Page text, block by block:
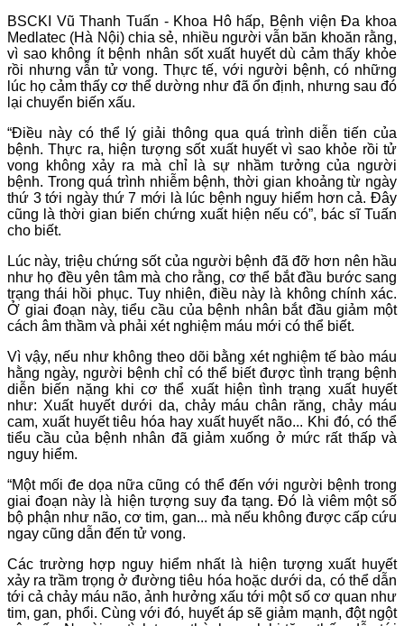
BSCKI Vũ Thanh Tuấn - Khoa Hô hấp, Bệnh viện Đa khoa
Medlatec (Hà Nội) chia sẻ, nhiều người vẫn băn khoăn rằng,
vì sao không ít bệnh nhân sốt xuất huyết dù cảm thấy khỏe
rồi nhưng vẫn tử vong. Thực tế, với người bệnh, có những
lúc họ cảm thấy cơ thể dường như đã ổn định, nhưng sau đó
lại chuyển biến xấu.
“Điều này có thể lý giải thông qua quá trình diễn tiến của
bệnh. Thực ra, hiện tượng sốt xuất huyết vì sao khỏe rồi tử
vong không xảy ra mà chỉ là sự nhầm tưởng của người
bệnh. Trong quá trình nhiễm bệnh, thời gian khoảng từ ngày
thứ 3 tới ngày thứ 7 mới là lúc bệnh nguy hiểm hơn cả. Đây
cũng là thời gian biến chứng xuất hiện nếu có”, bác sĩ Tuấn
cho biết.
Lúc này, triệu chứng sốt của người bệnh đã đỡ hơn nên hầu
như họ đều yên tâm mà cho rằng, cơ thể bắt đầu bước sang
trạng thái hồi phục. Tuy nhiên, điều này là không chính xác.
Ở giai đoạn này, tiểu cầu của bệnh nhân bắt đầu giảm một
cách âm thầm và phải xét nghiệm máu mới có thể biết.
Vì vậy, nếu như không theo dõi bằng xét nghiệm tế bào máu
hằng ngày, người bệnh chỉ có thể biết được tình trạng bệnh
diễn biến nặng khi cơ thể xuất hiện tình trạng xuất huyết
như: Xuất huyết dưới da, chảy máu chân răng, chảy máu
cam, xuất huyết tiêu hóa hay xuất huyết não... Khi đó, có thể
tiểu cầu của bệnh nhân đã giảm xuống ở mức rất thấp và
nguy hiểm.
“Một mối đe dọa nữa cũng có thể đến với người bệnh trong
giai đoạn này là hiện tượng suy đa tạng. Đó là viêm một số
bộ phận như não, cơ tim, gan... mà nếu không được cấp cứu
ngay cũng dẫn đến tử vong.
Các trường hợp nguy hiểm nhất là hiện tượng xuất huyết
xảy ra trầm trọng ở đường tiêu hóa hoặc dưới da, có thể dẫn
tới cả chảy máu não, ảnh hưởng xấu tới một số cơ quan như
tim, gan, phổi. Cùng với đó, huyết áp sẽ giảm mạnh, đột ngột